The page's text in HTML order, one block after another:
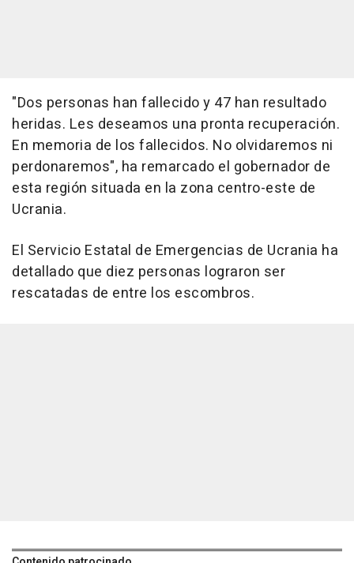
"Dos personas han fallecido y 47 han resultado
heridas. Les deseamos una pronta recuperación.
En memoria de los fallecidos. No olvidaremos ni
perdonaremos", ha remarcado el gobernador de
esta región situada en la zona centro-este de
Ucrania.
El Servicio Estatal de Emergencias de Ucrania ha
detallado que diez personas lograron ser
rescatadas de entre los escombros.